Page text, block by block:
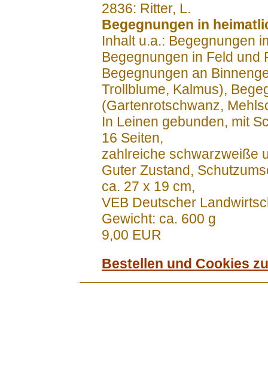
2836: Ritter, L.
Begegnungen in
Inhalt u.a.: Begegnungen
Begegnungen in Feld und
Begegnungen an
Trollblume, Kalmus),
(Gartenrotschwanz,
In Leinen gebunden, mit
16 Seiten,
zahlreiche schwarzweiße
Guter Zustand,
ca. 27 x 19 cm,
VEB Deutscher
Gewicht: ca. 600 g
9,00 EUR
Bestellen und Cookies